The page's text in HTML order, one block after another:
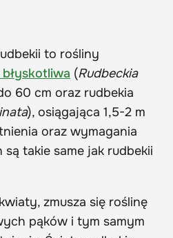
to rośliny
(Rudbeckia
60 cm oraz rudbekia
), osiągająca 1,5-2 m
oraz wymagania
takie same jak rudbekii
zmusza się roślinę
pąków i tym samym